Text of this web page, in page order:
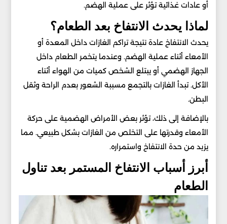
أو عادات غذائية تؤثر على عملية الهضم.
لماذا يحدث الانتفاخ بعد الطعام؟
يحدث الانتفاخ عادة نتيجة تراكم الغازات داخل المعدة أو
الأمعاء أثناء عملية الهضم. وعندما يتخمر الطعام داخل
الجهاز الهضمي أو يبتلع الشخص كميات من الهواء أثناء
الأكل. تبدأ الغازات بالتجمع مسببة الشعور بعدم الراحة وثقل
البطن.
بالإضافة إلى ذلك، تؤثر بعض الأمراض الهضمية على حركة
الأمعاء وقدرتها على التخلص من الغازات بشكل طبيعي. مما
يزيد من حدة الانتفاخ واستمراره.
أبرز أسباب الانتفاخ المستمر بعد تناول
الطعام